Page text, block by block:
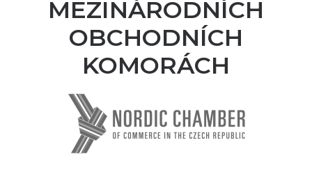
MEZINÁRODNÍCH
OBCHODNÍCH
KOMORÁCH